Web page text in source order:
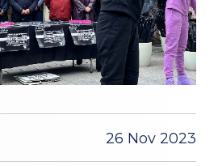
26 Nov 2023